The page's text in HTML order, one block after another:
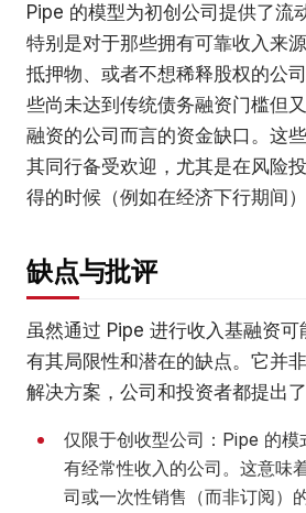
Pipe 的模型为初创公司提供了流
特别是对于那些拥有可靠收入来
抵押物、或者不想稀释股权的公
些尚未达到传统债务融资门槛但
融资的公司而言的资金缺口。这
其同行备受欢迎，尤其是在风险
得的时候（例如在经济下行期间）
缺点与批评
虽然通过 Pipe 进行收入基融资
有其局限性和潜在的缺点。它并
解决方案，公司和投资者都提出
仅限于创收型公司：Pipe 的模
有经常性收入的公司。这意味
司或一次性销售（而非订阅）